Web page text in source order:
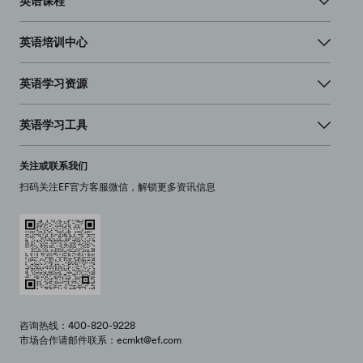
英语培训中心
英语学习资源
英语学习工具
关注或联系我们
扫码关注EF官方客服微信，解锁更多资讯信息
咨询热线：400-820-9228
市场合作请邮件联系：ecmkt@ef.com